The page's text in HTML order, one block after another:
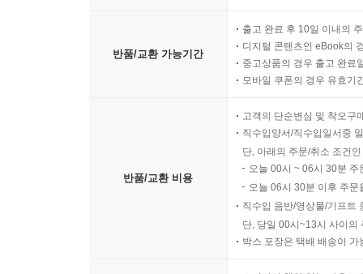
반품/교환 가능기간
출고 완료 후 10일 이내의
디지털 콘텐츠인 eBook의
중고상품의 경우 출고 완료
모바일 쿠폰의 경우 유효기
반품/교환 비용
고객의 단순변심 및 착오구
직수입양서/직수입일서중
단, 아래의 주문/취소 조건
오늘 00시 ~ 06시 30분
오늘 06시 30분 이후 주
직수입 음반/영상물/기프트
단, 당일 00시~13시 사이의
박스 포장은 택배 배송이